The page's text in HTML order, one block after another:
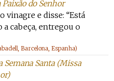
do Senhor
vinagre e disse: “Está
a cabeça, entregou o
Barcelona, Espanha)
Santa (Missa